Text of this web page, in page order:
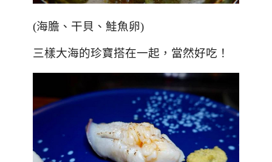
(海膽、干貝、鮭魚卵)
三樣大海的珍寶搭在一起，當然好吃！